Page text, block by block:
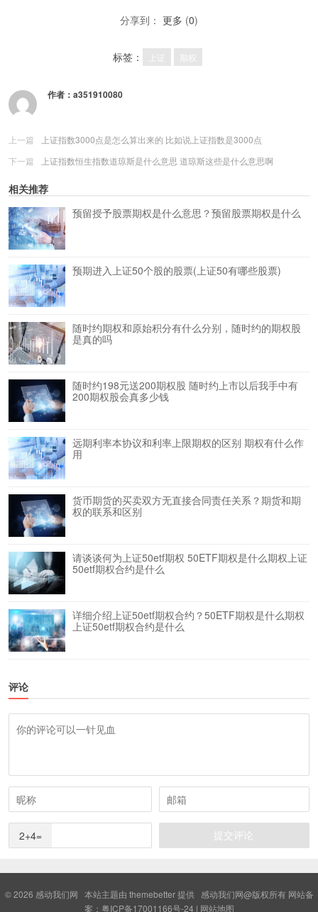
分享到： 更多 (0)
标签： 期权
作者： a351910080
上一篇
上证指数3000点是怎么算出来的 比如说上证指数是3000点
下一篇
上证指数恒生指数道琼斯是什么意思 道琼斯这些是什么意思啊
相关推荐
预留授予股票期权是什么意思？预留股票期权是什么
预期进入上证50个股的股票(上证50有哪些股票)
随时约期权和原始积分有什么分别，随时约的期权股
是真的吗
随时约198元送200期权股 随时约上市以后我手中有
200期权股会真多少钱
远期利率本协议和利率上限期权的区别 期权有什么作
用
货币期货的买卖双方无直接合同责任关系？期货和期
权的联系和区别
请谈谈何为上证50etf期权 50ETF期权是什么期权上证
50etf期权合约是什么
详细介绍上证50etf期权合约？50ETF期权是什么期权
上证50etf期权合约是什么
评论
2+4=
© 2026 感动我们网 本站主题由 themebetter提供 感动我们网@版权所有 网站备
案： 粤ICP备17001166号-24 | 网站地图